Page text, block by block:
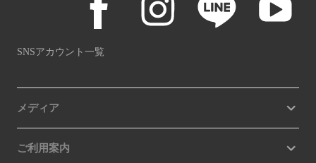
SNSアカウント一覧
メディア
ご利用案内